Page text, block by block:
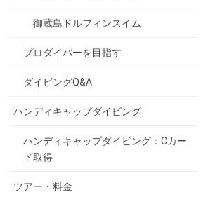
御蔵島ドルフィンスイム
プロダイバーを目指す
ダイビングQ&A
ハンディキャップダイビング
ハンディキャップダイビング：Cカー
ド取得
ツアー・料金